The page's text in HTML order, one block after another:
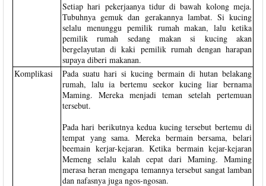
Setiap hari pekerjaanya tidur di bawah kolong meja.
Tubuhnya gemuk dan gerakannya lambat. Si kucing
selalu menunggu pemilik rumah makan, lalu ketika
pemilik rumah sedang makan si kucing akan
bergelayutan di kaki pemilik rumah dengan harapan
supaya diberi makanan.
Komplikasi
Pada suatu hari si kucing bermain di hutan belakang
rumah, lalu ia bertemu seekor kucing liar bernama
Maming. Mereka menjadi teman setelah pertemuan
tersebut.
Pada hari berikutnya kedua kucing tersebut bertemu di
tempat yang sama. Mereka bermain bersama, belari
beemain kerjar-kejaran. Ketika bermain kejar-kejaran
Memeng selalu kalah cepat dari Maming. Maming
merasa heran mengapa temannya tersebut sangat lamban
dan nafasnya juga ngos-ngosan.